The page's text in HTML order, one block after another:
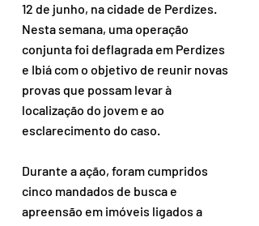
12 de junho, na cidade de Perdizes.
Nesta semana, uma operação
conjunta foi deflagrada em Perdizes
e Ibiá com o objetivo de reunir novas
provas que possam levar à
localização do jovem e ao
esclarecimento do caso.
Durante a ação, foram cumpridos
cinco mandados de busca e
apreensão em imóveis ligados a